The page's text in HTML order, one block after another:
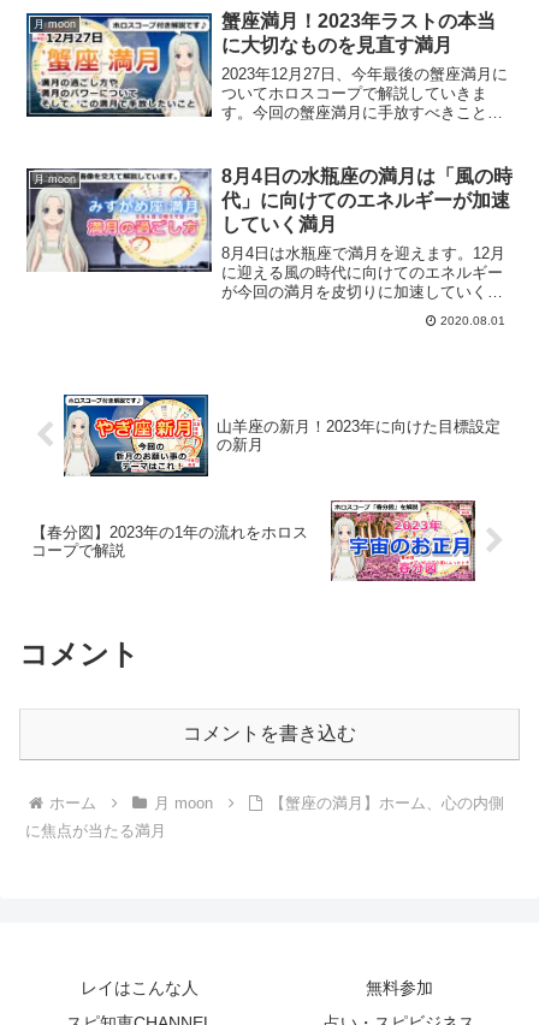
月 moon
蟹座満月！2023年ラストの本当
に大切なものを見直す満月
2023年12月27日、今年最後の蟹座満月に
ついてホロスコープで解説していきま
す。今回の蟹座満月に手放すべきこと
月 moon
8月4日の水瓶座の満月は「風の時
代」に向けてのエネルギーが加速
していく満月
8月4日は水瓶座で満月を迎えます。12月
に迎える風の時代に向けてのエネルギー
が今回の満月を皮切りに加速していく満
月になります。ホロスコープを交えて、
水瓶座の満月の詳細情報や水瓶座の満月
2020.08.01
山羊座の新月！2023年に向けた目標設定
の新月
【春分図】2023年の1年の流れをホロス
コープで解説
コメント
コメントを書き込む
ホーム 月 moon
【蟹座の満月】ホーム、心の内側
に焦点が当たる満月
レイはこんな人
無料参加